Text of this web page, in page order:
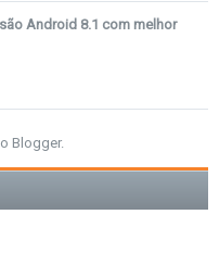
Android 8.1 com melhor
Blogger.